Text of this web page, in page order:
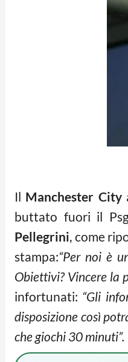
Il Manchester City
buttato fuori il
Pellegrini, come
stampa:“Per noi è
Obiettivi? Vincere la
infortunati: “Gli
disposizione così
che giochi 30 minuti”.